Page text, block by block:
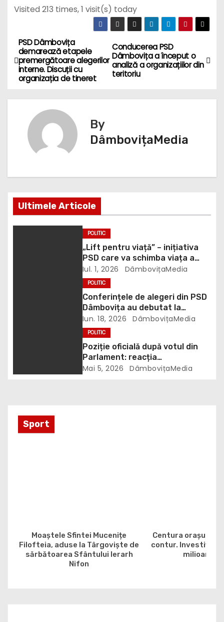
Visited 213 times, 1 visit(s) today
N
a
r
e
î
Conducerea PSD
Dâmbovița a început o
analiză a organizațiilor din
teritoriu
PSD Dâmbovița
demarează etapele
premergătoare alegerilor
interne. Discuții cu
organizația de tineret
By
DâmbovițaMedia
Ultimele Articole
POLITIC
„Lift pentru viață” – inițiativa
PSD care va schimba viața a
milioane de români
Iul. 1, 2026 DâmbovițaMedia
POLITIC
Conferințele de alegeri din PSD
Dâmbovița au debutat la
Șotânga
Iun. 18, 2026 DâmbovițaMedia
POLITIC
Poziție oficială după votul din
Parlament: reacția
președintelui CJ Dâmbovița
Mai 5, 2026 DâmbovițaMedia
Sport
Moaștele Sfintei Mucenițe
Filofteia, aduse la Târgoviște de
sărbătoarea Sfântului Ierarh
Nifon
Centura orașului
contur. Investiția
milioane